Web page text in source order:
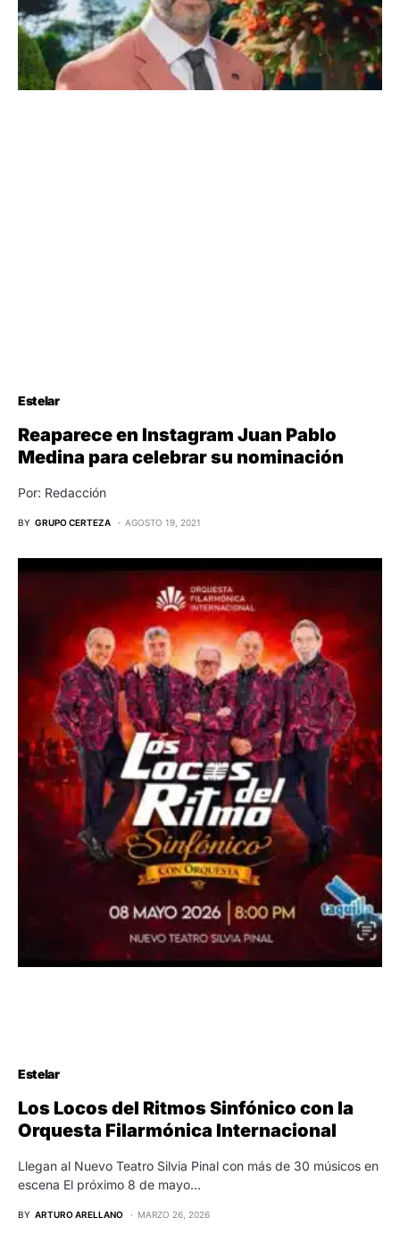
Estelar
Reaparece en Instagram Juan Pablo
Medina para celebrar su nominación
Por: Redacción
BY GRUPO CERTEZA AGOSTO 19, 2021
Estelar
Los Locos del Ritmos Sinfónico con la
Orquesta Filarmónica Internacional
Llegan al Nuevo Teatro Silvia Pinal con más de 30 músicos en
escena El próximo 8 de mayo…
BY ARTURO ARELLANO MARZO 26, 2026